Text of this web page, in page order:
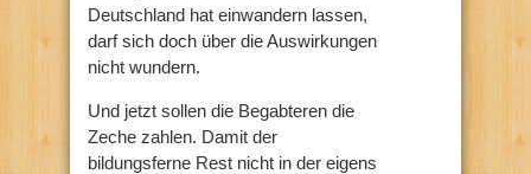
Deutschland hat einwandern lassen,
darf sich doch über die Auswirkungen
nicht wundern.
Und jetzt sollen die Begabteren die
Zeche zahlen. Damit der
bildungsferne Rest nicht in der eigens